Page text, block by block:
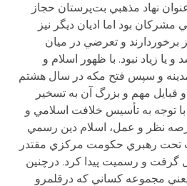
نهاد مذهبي بت‌پرستان حجاز
مشركان بود اما اديان ديگر نيز
برخوردارند و تعرضي در ميان
يا زياد نبود. با ظهور اسلام و
مدينه و سپس فتح مكه در سال هشتم
مهم و بزرگ آن به تسخير
با توجه به تأسيس خلافت اسلامي و
نظر و عمل، اسلام دين رسمي
تحت رهبري حكومت مركزي مقتدر
و رسميت پيدا كرد. درچنين
مجموعه كساني كه درقلمرو